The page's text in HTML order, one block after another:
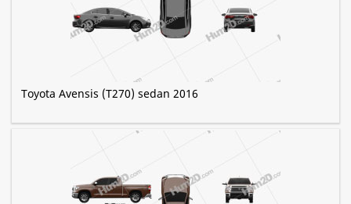
Toyota Avensis (T270) sedan 2016